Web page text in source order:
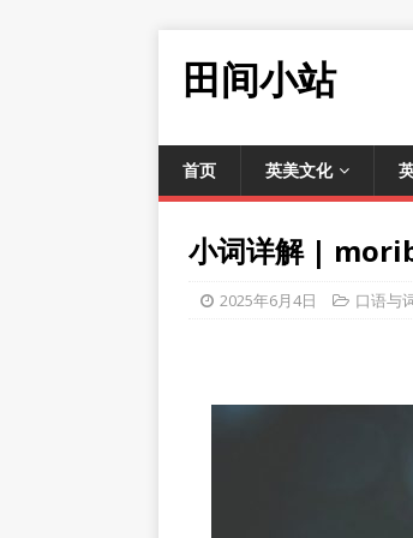
田间小站
首页 英美文化
小词详解 |
2025年6月4日 口语与